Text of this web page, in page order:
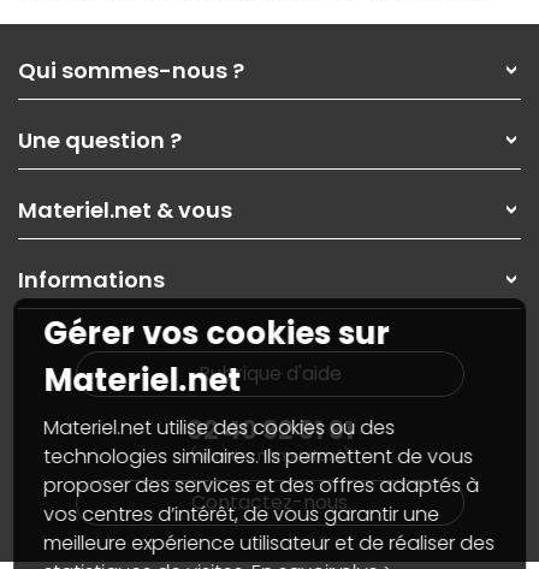
Qui sommes-nous ?
Nos services
Les magasins Materiel.net
Nos solutions pour les pros
Contactez-nous
Une question ?
Paiement, livraison
Garanties,Pack Zen
SAV, demander un retour
Informations
Guides d'achats et tutoriels
Materiel.net & vous
On rachète votre carte graphique
PC sur mesure : Votre RDV personnalisé
Notre démarche écologique
Materiel.net recrute
Notre programme d'affiliation
Partenariat & Sponsoring
Informations
Plan du site
Nos marques
Conditions générales de vente
Informations légales
Données personnellesetcookies
Gérer vos cookies
Accessibilité : non conforme
Rubrique d'aide
02 40 92 91 91
(numéro non surtaxé)
Contactez-nous
Gérer vos cookies sur
Materiel.net
Materiel.net utilise des cookies ou des
technologies similaires. Ils permettent de vous
proposer des services et des offres adaptés à
vos centres d’intérêt, de vous garantir une
meilleure expérience utilisateur et de réaliser des